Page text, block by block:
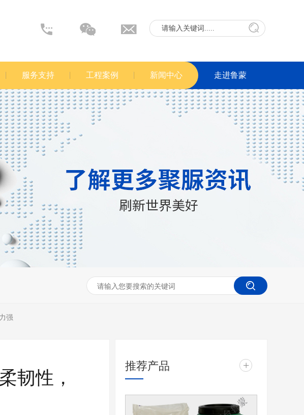
服务支持 工程案例 新闻中心 走进鲁蒙
强
韧性，
推荐产品 +